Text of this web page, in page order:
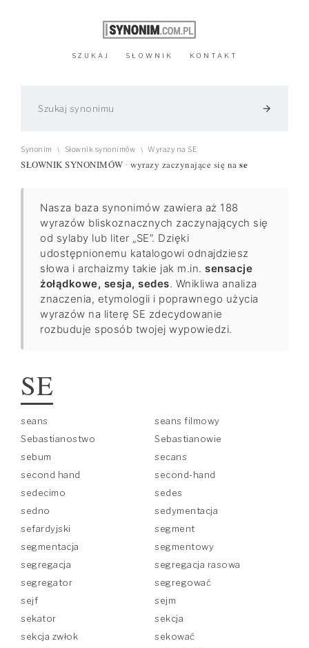
SZUKAJ SŁOWNIK KONTAKT
arrow_forward
Synonim \ Słownik synonimów \ Wyrazy na SE
SŁOWNIK SYNONIMÓW · wyrazy zaczynające się na se
Nasza baza synonimów zawiera aż 188
wyrazów bliskoznacznych zaczynających się
od sylaby lub liter „SE”. Dzięki
udostępnionemu katalogowi odnajdziesz
słowa i archaizmy takie jak m.in. sensacje
żołądkowe, sesja, sedes. Wnikliwa analiza
znaczenia, etymologii i poprawnego użycia
wyrazów na literę SE zdecydowanie
rozbuduje sposób twojej wypowiedzi.
SE
seans
seans filmowy
Sebastianostwo
Sebastianowie
sebum
secans
second hand
second-hand
sedecimo
sedes
sedno
sedymentacja
sefardyjski
segment
segmentacja
segmentowy
segregacja
segregacja rasowa
segregator
segregować
sejf
sejm
sekator
sekcja
sekcja zwłok
sekować